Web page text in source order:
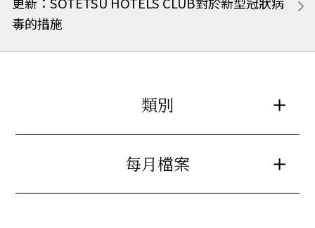
毒的措施
類別
每月檔案